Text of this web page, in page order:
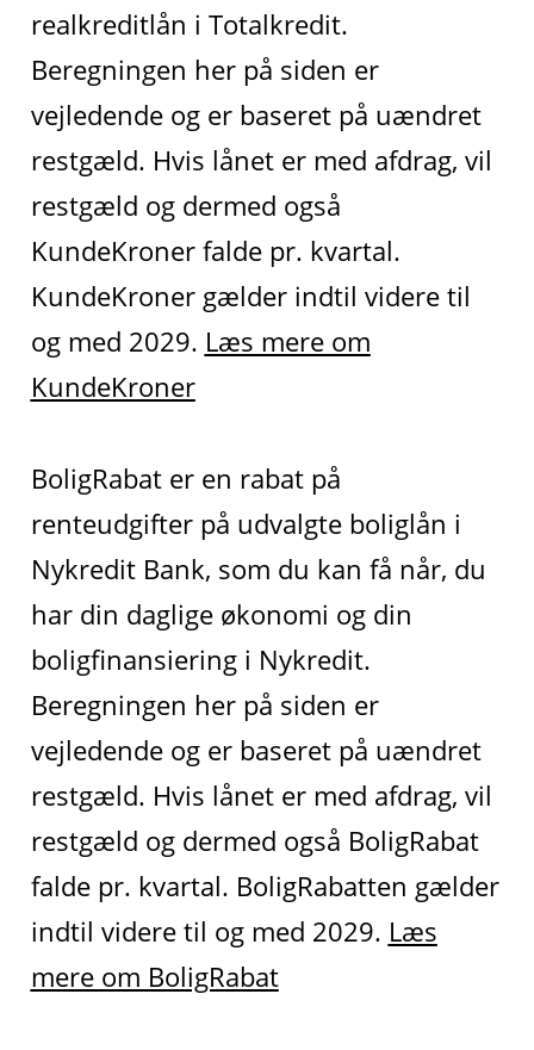
realkreditlån i Totalkredit.
Beregningen her på siden er
vejledende og er baseret på uændret
restgæld. Hvis lånet er med afdrag, vil
restgæld og dermed også
KundeKroner falde pr. kvartal.
KundeKroner gælder indtil videre til
og med 2029. Læs mere om
KundeKroner
BoligRabat er en rabat på
renteudgifter på udvalgte boliglån i
Nykredit Bank, som du kan få når, du
har din daglige økonomi og din
boligfinansiering i Nykredit.
Beregningen her på siden er
vejledende og er baseret på uændret
restgæld. Hvis lånet er med afdrag, vil
restgæld og dermed også BoligRabat
falde pr. kvartal. BoligRabatten gælder
indtil videre til og med 2029. Læs
mere om BoligRabat